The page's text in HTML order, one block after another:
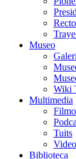
Museo
Wiki
Multimedia
Tuits
Biblioteca